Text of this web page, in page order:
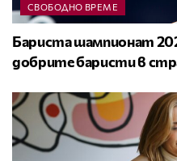
СВОБОДНО ВРЕМЕ
Бариста шампионат
добрите баристи в